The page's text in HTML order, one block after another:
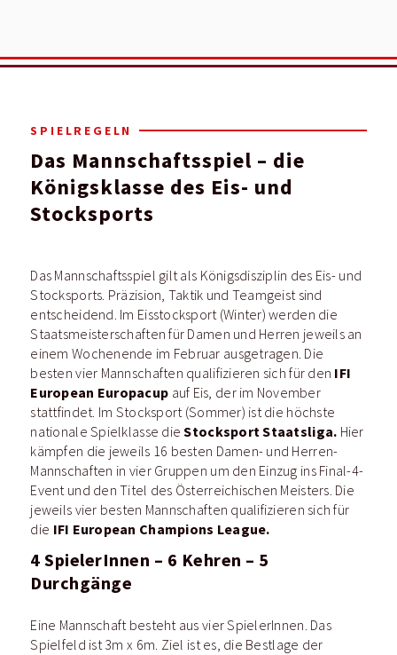
SPIELREGELN
Das Mannschaftsspiel – die
Königsklasse des Eis- und
Stocksports
Das Mannschaftsspiel gilt als Königsdisziplin des Eis- und
Stocksports. Präzision, Taktik und Teamgeist sind
entscheidend. Im Eisstocksport (Winter) werden die
Staatsmeisterschaften für Damen und Herren jeweils an
einem Wochenende im Februar ausgetragen. Die
besten vier Mannschaften qualifizieren sich für den IFI
European Europacup auf Eis, der im November
stattfindet. Im Stocksport (Sommer) ist die höchste
nationale Spielklasse dieStocksport Staatsliga. Hier
kämpfen die jeweils 16 besten Damen- und Herren-
Mannschaften in vier Gruppen um den Einzug ins Final-4-
Event und den Titel des Österreichischen Meisters. Die
jeweils vier besten Mannschaften qualifizieren sich für
die IFI European Champions League.
4 SpielerInnen – 6 Kehren – 5
Durchgänge
Eine Mannschaft besteht aus vier SpielerInnen. Das
Spielfeld ist 3m x 6m. Ziel ist es, die Bestlage der